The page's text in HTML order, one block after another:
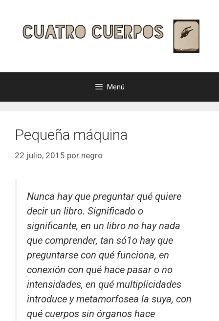
contenido
Menú
Pequeña máquina
22 julio, 2015 por negro
Nunca hay que preguntar qué quiere
decir un libro. Significado o
significante, en un libro no hay nada
que comprender, tan só1o hay que
preguntarse con qué funciona, en
conexión con qué hace pasar o no
intensidades, en qué multiplicidades
introduce y metamorfosea la suya, con
qué cuerpos sin órganos hace